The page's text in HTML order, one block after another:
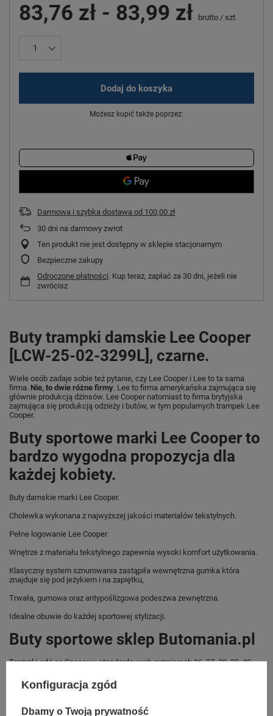
83,76 zł - 83,99 zł brutto / szt.
Dodaj do koszyka
Możesz kupić także poprzez:
Darmowa i szybka dostawa od 100,00 zł
30 dni na darmowy zwrot
Ten produkt nie jest dostępny w sklepie stacjonarnym
Bezpieczne zakupy
Odroczone płatności. Kup teraz, zapłać za 30 dni, jeżeli nie
zwrócisz
Buty trampki damskie Lee Cooper
[LCW-25-02-3299L], czarne.
Wiele osób zadaje sobie też pytanie, czy Lee Cooper i Lee to ta sama
firma. Nie, to dwie różne firmy. Lee to firma amerykańska zajmująca się
głównie produkcją dżinsów. Lee Cooper natomiast to firma brytyjska
zajmująca się produkcją odzieży i butów, w tym popularnych trampek Lee
Cooper.
Buty sportowe marki Lee Cooper to
bardzo wygodna propozycja dla
każdej kobiety.
Buty damskie marki Lee Cooper.
Cholewka wykonana z najwyższej jakości materiałów tekstylnych.
Pełne logowanie Lee Cooper.
Wnętrze z materiału tekstylnego zapewnia wysoki komfort użytkowania.
Klasyczny system sznurowania zastąpiła wewnętrzna gumka która
znajduje się pod jeżykiem i na zapiętku,
Trwała, gumowa oraz antypoślizgowa podeszwa zewnętrzna.
Idealne obuwie do każdej sportowej stylizacji.
Buty sportowe sklep Butomania.pl
Trampki od Lee Cooper w standardowych rozmiarach 36, 37, 38, 39, 40,
Zobacz jakie rozmiary są dostępne.
Sklep Butomania.pl to największy wybór obuwia sportowego dla całej
Konfiguracja zgód
Dbamy o Twoją prywatność